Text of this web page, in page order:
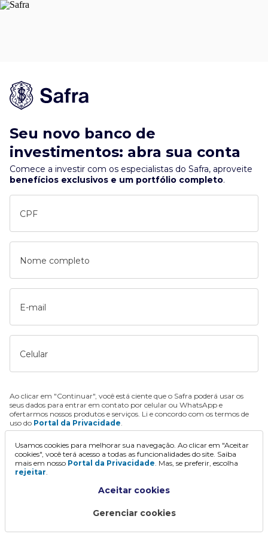
Seu novo banco de
investimentos: abra sua conta
Comece a investir com os especialistas do Safra, aproveite
benefícios exclusivos e um portfólio completo.
CPF
Nome completo
E-mail
Celular
Ao clicar em "Continuar", você está ciente que o Safra poderá usar os
seus dados para entrar em contato por celular ou WhatsApp e
ofertarmos nossos produtos e serviços. Li e concordo com os termos de
uso do Portal da Privacidade.
Continuar
Usamos cookies para melhorar sua navegação. Ao clicar em "Aceitar
cookies", você terá acesso a todas as funcionalidades do site. Saiba
mais em nosso Portal da Privacidade. Mas, se preferir, escolha
rejeitar.
Aceitar cookies
Gerenciar cookies